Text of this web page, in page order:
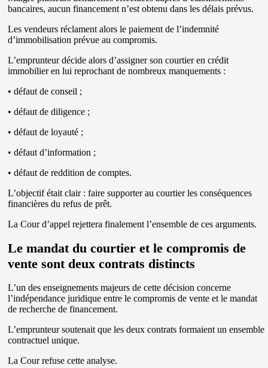
bancaires, aucun financement n’est obtenu dans les délais prévus.
Les vendeurs réclament alors le paiement de l’indemnité
d’immobilisation prévue au compromis.
L’emprunteur décide alors d’assigner son courtier en crédit
immobilier en lui reprochant de nombreux manquements :
• défaut de conseil ;
• défaut de diligence ;
• défaut de loyauté ;
• défaut d’information ;
• défaut de reddition de comptes.
L’objectif était clair : faire supporter au courtier les conséquences
financières du refus de prêt.
La Cour d’appel rejettera finalement l’ensemble de ces arguments.
Le mandat du courtier et le compromis de
vente sont deux contrats distincts
L’un des enseignements majeurs de cette décision concerne
l’indépendance juridique entre le compromis de vente et le mandat
de recherche de financement.
L’emprunteur soutenait que les deux contrats formaient un ensemble
contractuel unique.
La Cour refuse cette analyse.